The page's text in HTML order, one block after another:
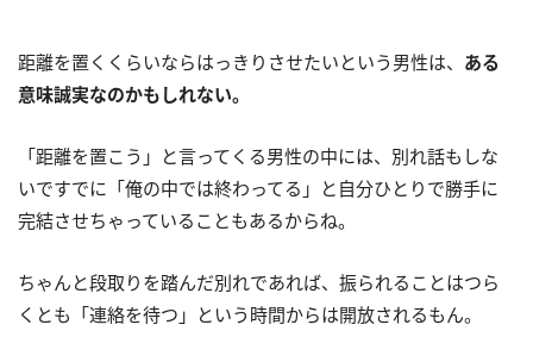
距離を置くくらいならはっきりさせたいという男性は、 ある
意味誠実なのかもしれない。
「距離を置こう」と言ってくる男性の中には、別れ話もしな
いですでに「俺の中では終わってる」と自分ひとりで勝手に
完結させちゃっていることもあるからね。
ちゃんと段取りを踏んだ別れであれば、振られることはつら
くとも「連絡を待つ」という時間からは開放されるもん。